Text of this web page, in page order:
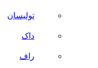
تولیسان
داک
راف